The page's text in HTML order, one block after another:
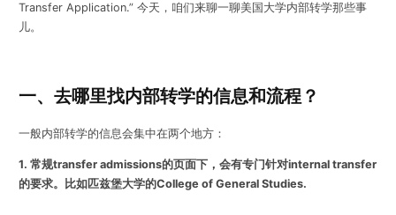
Transfer Application.” 今天，咱们来聊一聊美国大学内部转学那些事
儿。
一、去哪里找内部转学的信息和流程？
一般内部转学的信息会集中在两个地方：
1. 常规transfer admissions的页面下，会有专门针对internal transfer
的要求。比如匹兹堡大学的College of General Studies.